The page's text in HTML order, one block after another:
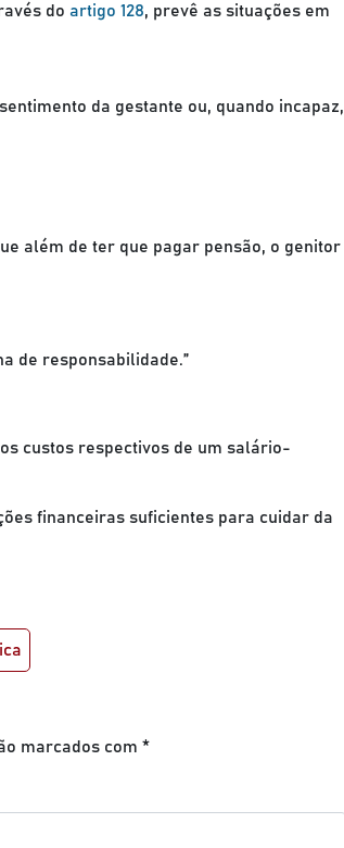
do artigo 128, prevê as situações em
da gestante ou, quando incapaz,
além de ter que pagar pensão, o genitor
de responsabilidade.”
custos respectivos de um salário-
financeiras suficientes para cuidar da
marcados com *